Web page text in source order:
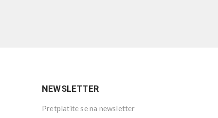
NEWSLETTER
Pretplatite se na newsletter